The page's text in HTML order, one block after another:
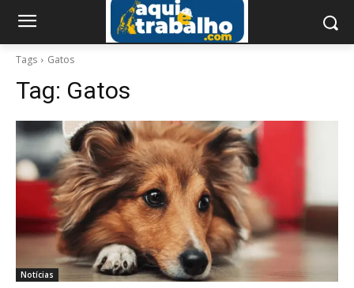
Tags Gatos
Tag: Gatos
Notícias